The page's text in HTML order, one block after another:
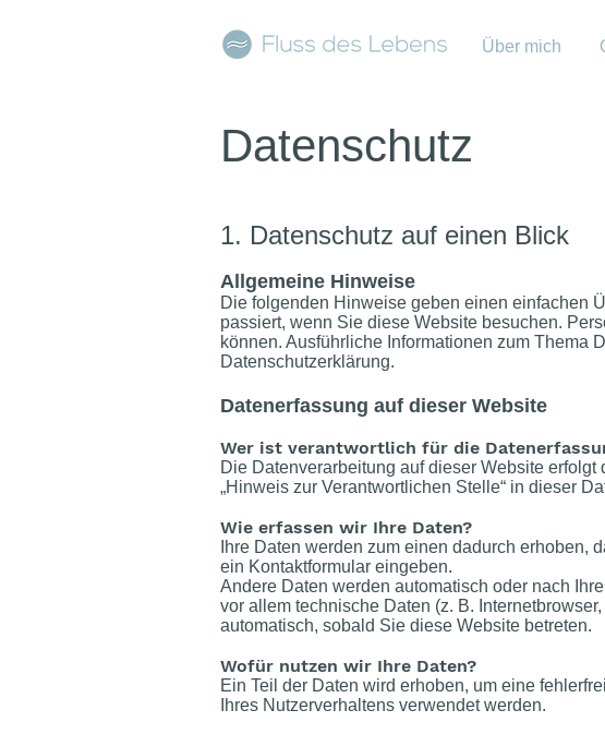
Über mich
Datenschutz
1. Datenschutz auf einen Blick
Allgemeine Hinweise
Die folgenden Hinweise geben einen einfachen
passiert, wenn Sie diese Website besuchen.
können. Ausführliche Informationen zum Thema
Datenschutzerklärung.
Datenerfassung auf dieser Website
Wer ist verantwortlich für die
Die Datenverarbeitung auf dieser Website
„Hinweis zur Verantwortlichen Stelle“ in dieser
Wie erfassen wir Ihre Daten?
Ihre Daten werden zum einen dadurch
ein Kontaktformular eingeben.
Andere Daten werden automatisch oder nach
vor allem technische Daten (z. B.
automatisch, sobald Sie diese Website betreten.
Wofür nutzen wir Ihre Daten?
Ein Teil der Daten wird erhoben, um eine
Ihres Nutzerverhaltens verwendet werden.